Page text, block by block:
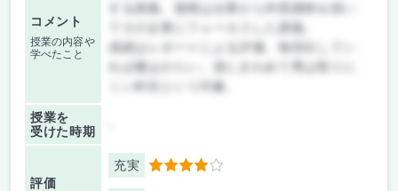
コメント
授業の内容や
学べたこと
する講義。後期は企業から外部講師を招い
てその企業にフォーカスした講義。
成績はレポートによる評価。毎回出してい
れば優はかたい。逆にきわめて秀は取りに
くい科目という印象。
授業を
受けた時期
評価
充実 4